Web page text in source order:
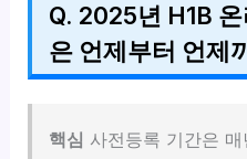
Q. 2025년 H1B
은 언제부터 언제
핵심 사전등록 기간은 매